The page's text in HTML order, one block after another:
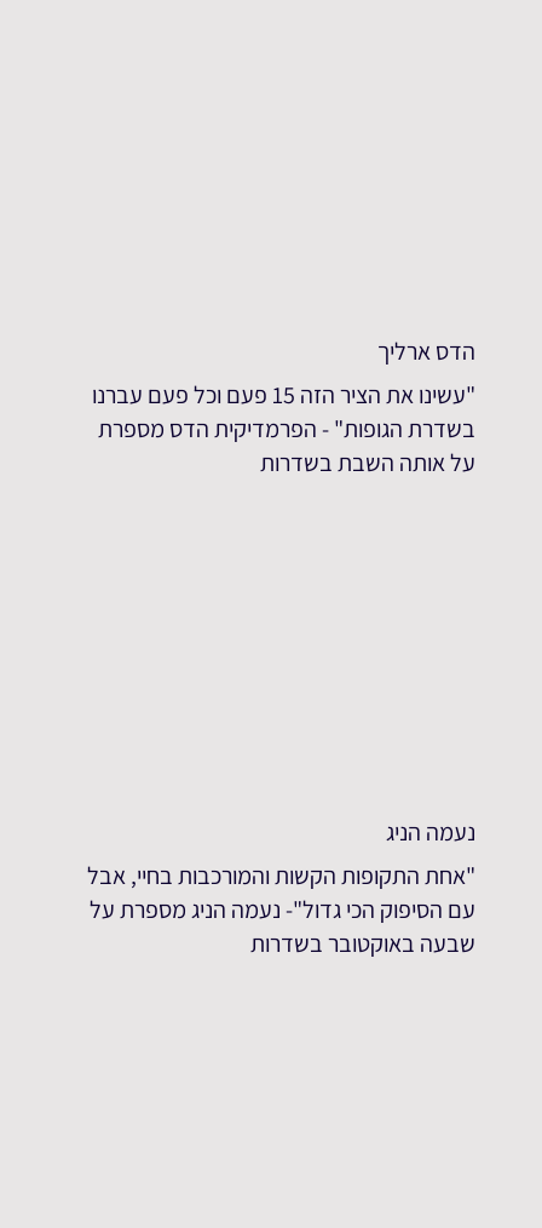
הדס ארליך
"עשינו את הציר הזה 15 פעם וכל פעם עברנו
בשדרת הגופות" - הפרמדיקית הדס מספרת
על אותה השבת בשדרות
נעמה הניג
"אחת התקופות הקשות והמורכבות בחיי, אבל
עם הסיפוק הכי גדול"- נעמה הניג מספרת על
שבעה באוקטובר בשדרות